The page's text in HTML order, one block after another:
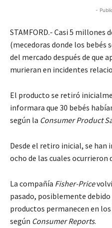
-
STAMFORD.- Casi 5 millones
(mecedoras donde los bebés
del mercado después de que
murieran en incidentes
El producto se retiró
informara que 30 bebés
según la Consumer Product
Desde el retiro inicial, se han
ocho de las cuales ocurrieron
La compañía Fisher-Price
pasado, posiblemente debido
productos permanecen en
según Consumer Reports.